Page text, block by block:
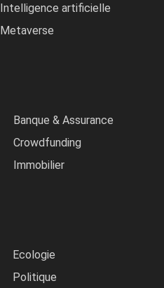
Intelligence artificielle
Metaverse
Banque & Assurance
Crowdfunding
Immobilier
Ecologie
Politique